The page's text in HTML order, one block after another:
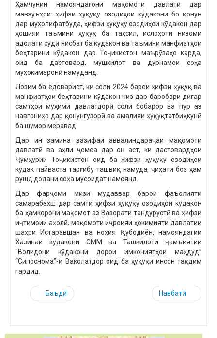
Ҳамчунин намояндагони мақомоти давлатӣ дар
мавзӯъҳои: ҳифзи ҳуқуқу озодиҳои кӯдакони бо қонун
дар мухолифатбуда, ҳифзи ҳуқуқу озодиҳои кӯдакон дар
ҳошияи таъмини ҳуқуқ ба таҳсил, ислоҳоти низоми
адолати судӣ нисбат ба кӯдакон ва таъмини манфиатҳои
беҳтарини кӯдакон дар Тоҷикистон маърӯзаҳо карда,
оид ба дастовард, мушкилот ва дурнамои соҳа
муҳокимаронӣ намуданд.
Лозим ба ёдоварист, ки соли 2024 барои ҳифзи ҳуқуқ ва
манфиатҳои беҳтарини кӯдакон низ дар баробари дигар
самтҳои муҳими давлатдорӣ соли бобарор ва пур аз
навгониҳо дар қонунгузорӣ ва амалияи ҳуқуқтатбиқкунӣ
ба шумор меравад.
Дар ин замина вазифаи аввалиндараҷаи мақомоти
давлатӣ ва аҳли ҷомеа дар он аст, ки дастовардҳои
Ҷумҳурии Тоҷикистон оид ба ҳифзи ҳуқуқу озодиҳои
кӯдак пайваста тарғибу ташвиқ намуда, ҷиҳати боз ҳам
рушд додани соҳа мусоидат намоянд.
Дар фарҷоми мизи мудаввар барои фаъолияти
самарабахш дар самти ҳифзи ҳуқуқу озодиҳои кӯдакон
ба ҳамкорони мақомот аз Вазорати тандурустӣ ва ҳифзи
иҷтимоии аҳолӣ, мақомоти иҷроияи ҳокимияти давлатии
шаҳри Истаравшан ва ноҳия Қубодиён, намояндагии
Хазинаи кӯдакони СММ ва Ташкилоти ҷамъиятии
“Волидони кӯдакони дорои имкониятҳои маҳдуд”
“Сипоснома”-и Ваколатдор оид ба ҳуқуқи инсон тақдим
гардид.
Баъдӣ Навбатӣ